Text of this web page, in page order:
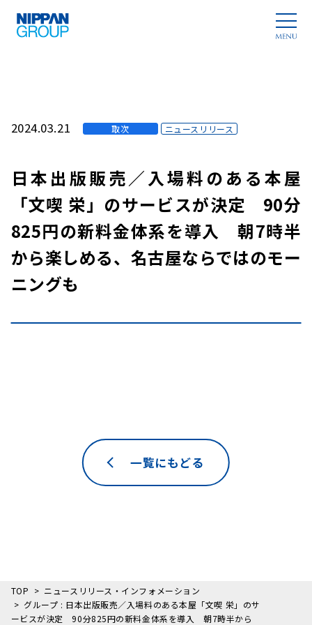
2024.03.21 取次 ニュースリリース
日本出版販売／入場料のある本屋
「文喫 栄」のサービスが決定 90分
825円の新料金体系を導入 朝7時半
から楽しめる、名古屋ならではのモー
ニングも
一覧にもどる
TOP
ニュースリリース・インフォメーション
グループ : 日本出版販売／入場料のある本屋「文喫 栄」のサ
ービスが決定 90分825円の新料金体系を導入 朝7時半から